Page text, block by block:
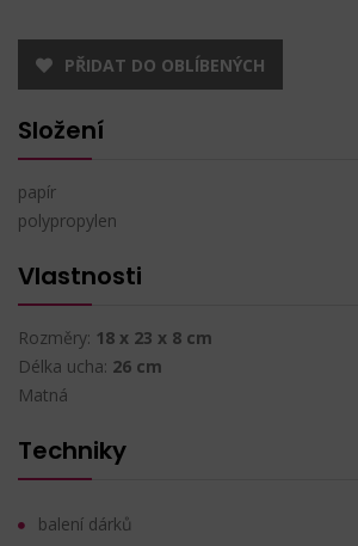
PŘIDAT DO OBLÍBENÝCH
Složení
papír
polypropylen
Vlastnosti
Rozměry: 18 x 23 x 8 cm
Délka ucha: 26 cm
Matná
Techniky
balení dárků